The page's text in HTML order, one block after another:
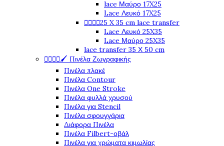
lace Μαύρο 17X25
Lace Λευκό 17X25
25 X 35 cm lace transfer
Lace Λευκό 25X35
Lace Μαύρο 25X35
lace transfer 35 Χ 50 cm
🖌️ Πινέλα Ζωγραφικής
Πινέλα πλακέ
Πινέλα Contour
Πινέλα One Stroke
Πινέλα φυλλά χρυσού
Πινέλα για Stencil
Πινέλα σφουγγάρια
Διάφορα Πινέλα
Πινέλα Filbert-οβάλ
Πινέλα για χρώματα κιμωλίας